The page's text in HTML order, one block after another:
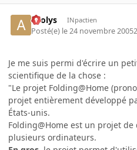
aeolys INpactien
Posté(e) le 24 novembre 2005
Je me suis permi d'écrire un
scientifique de la chose :
"Le projet Folding@Home
projet entièrement développé
États-unis.
Folding@Home est un projet
plusieurs ordinateurs.